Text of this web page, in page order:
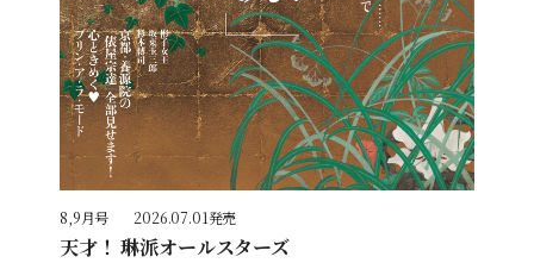
8,9月号 2026.07.01発売
天才！ 琳派オールスターズ